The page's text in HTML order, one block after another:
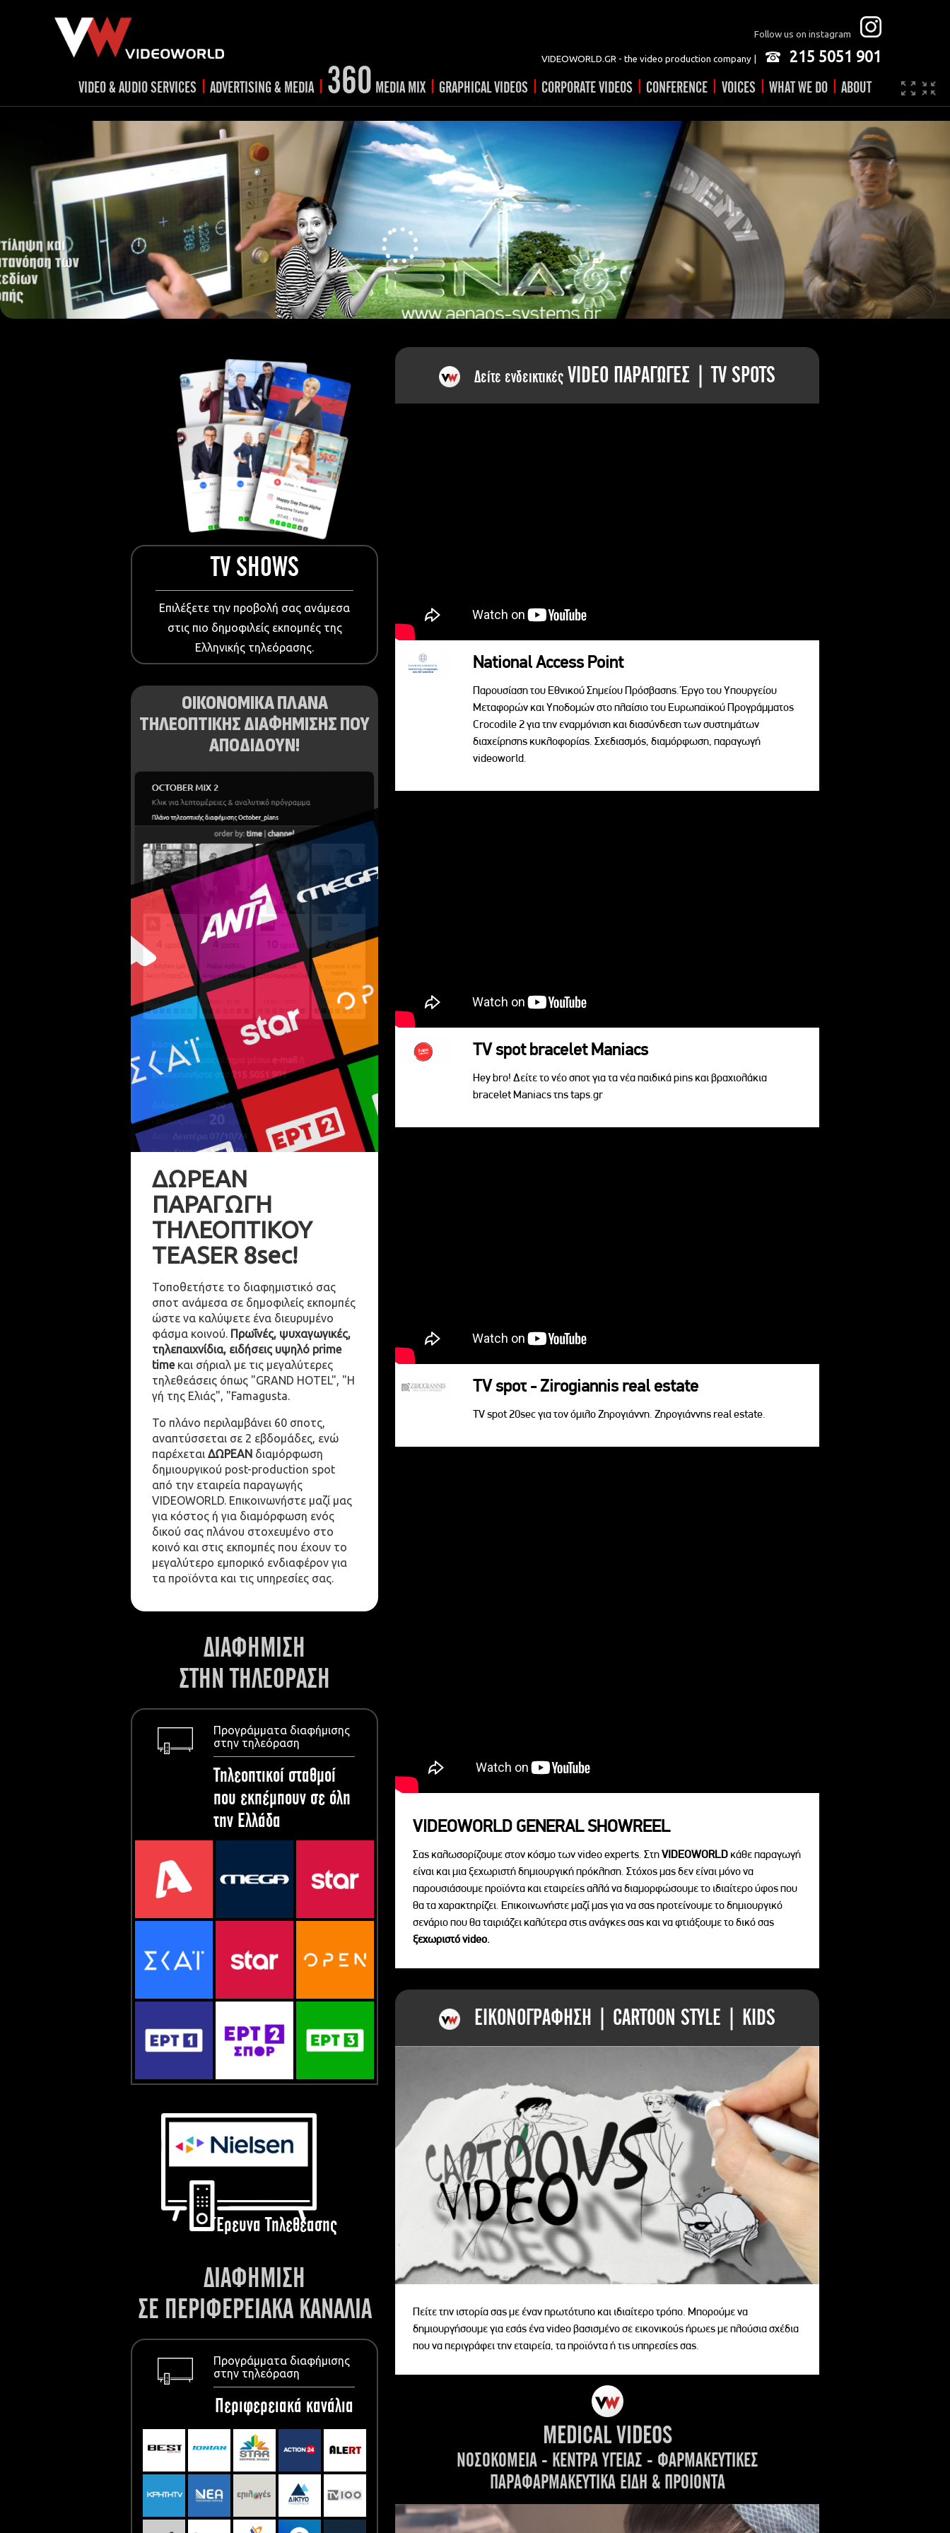
Follow us on instagram
VIDEOWORLD.GR - the video production company | 215 5051 901
VIDEO & AUDIO SERVICES
TV spots
RADIO spots
Post production
Corporate videos
Trailer & Σήματα εκπομπών
Cultural videos
video applications for museums,
archeological sites & exhibitions
Product presentations
Documentary
Events & Conference
Dissemination material
Medical & Pharmaceutical
VIDEO Projections
Kids content
| ADVERTISING & MEDIA
RADIOadvertising
TVadvertising
Social Media video shorts
Creative Prints
Outdoor advertising
Media planning & mix
Visual material
European Media
| 360 MEDIA MIX | GRAPHICAL VIDEOS | CORPORATE VIDEOS | CONFERENCE | VOICES | WHAT WE DO | ABOUT
Company
JOBS
Video made easy
Contact
TV SHOWS
Επιλέξετε την προβολή σας ανάμεσα
στις πιο δημοφιλείς εκπομπές της
Ελληνικής τηλεόρασης.
ΟΙΚΟΝΟΜΙΚΑ ΠΛΑΝΑ
ΤΗΛΕΟΠΤΙΚΗΣ ΔΙΑΦΗΜΙΣΗΣ ΠΟΥ
ΑΠΟΔΙΔΟΥΝ!
ΔΩΡΕΑΝ
ΠΑΡΑΓΩΓΗ
ΤΗΛΕΟΠΤΙΚΟΥ
TEASER 8sec!
Τοποθετήστε το διαφημιστικό σας
σποτ ανάμεσα σε δημοφιλείς εκπομπές
ώστε να καλύψετε ένα διευρυμένο
φάσμα κοινού. Πρωΐνές, ψυχαγωγικές,
τηλεπαιχνίδια, ειδήσεις υψηλό prime
timeκαι σήριαλ με τις μεγαλύτερες
τηλεθεάσεις όπως "GRAND HOTEL", "Η
γή της Ελιάς", "Famagusta.
Το πλάνο περιλαμβάνει 60 σποτς,
αναπτύσσεται σε 2 εβδομάδες, ενώ
παρέχεται ΔΩΡΕΑΝ διαμόρφωση
δημιουργικού post-production spot
από την εταιρεία παραγωγής
VIDEOWORLD. Επικοινωνήστε μαζί μας
για κόστος ή για διαμόρφωση ενός
δικού σας πλάνου στοχευμένο στο
κοινό και στις εκπομπές που έχουν το
μεγαλύτερο εμπορικό ενδιαφέρον για
τα προϊόντα και τις υπηρεσίες σας.
ΔΙΑΦΗΜΙΣΗ
ΣΤΗΝ ΤΗΛΕΟΡΑΣΗ
Προγράμματα διαφήμισης
στην τηλεόραση
Τηλεοπτικοί σταθμοί
που εκπέμπουν σε όλη
την Ελλάδα
Έρευνα Τηλεθέασης
ΔΙΑΦΗΜΙΣΗ
ΣΕ ΠΕΡΙΦΕΡΕΙΑΚΑ ΚΑΝΑΛΙΑ
Προγράμματα διαφήμισης
στην τηλεόραση
Περιφερειακά κανάλια
Δείτε ενδεικτικές VIDEO ΠΑΡΑΓΩΓΕΣ | TV SPOTS
National Access Point
Παρουσίαση του Εθνικού Σημείου Πρόσβασης. Έργο του Υπουργείου
Μεταφορών και Υποδομών στο πλαίσιο του Ευρωπαϊκού Προγράμματος
Crocodile 2 για την εναρμόνιση και διασύνδεση των συστημάτων
διαχείρησης κυκλοφορίας. Σχεδιασμός, διαμόρφωση, παραγωγή
videoworld.
TV spot bracelet Maniacs
Hey bro! Δείτε το νέο σποτ για τα νέα παιδικά pins και βραχιολάκια
bracelet Maniacs της taps.gr
TV spoτ - Zirogiannis real estate
TV spot 20sec για τον όμιλο Ζηρογιάννη. Ζηρογιάννης real estate.
VIDEOWORLD GENERAL SHOWREEL
Σας καλωσορίζουμε στον κόσμο των video experts. ΣτηVIDEOWORLD κάθε παραγωγή
είναι και μια ξεχωριστή δημιουργική πρόκληση. Στόχος μας δεν είναι μόνο να
παρουσιάσουμε προϊόντα και εταιρείες αλλά να διαμορφώσουμε το ιδιαίτερο ύφος που
θα τα χαρακτηρίζει. Επικοινωνήστε μαζί μας για να σας προτείνουμε το δημιουργικό
σενάριο που θα ταιριάζει καλύτερα στις ανάγκες σας και να φτιάξουμε το δικό σας
ξεχωριστό videο.
ΕΙΚΟΝΟΓΡΑΦΗΣΗ | CARTOON STYLE | KIDS
Πείτε την ιστορία σας με έναν πρωτότυπο και ιδιαίτερο τρόπο. Μπορούμε να
δημιουργήσουμε για εσάς ένα video βασισμένο σε εικονικούς ήρωες με πλούσια σχέδια
που να περιγράφει την εταιρεία, τα προϊόντα ή τις υπηρεσίες σας.
MEDICAL VIDEOS
ΝΟΣΟΚΟΜΕΙΑ - ΚΕΝΤΡΑ ΥΓΕΙΑΣ - ΦΑΡΜΑΚΕΥΤΙΚΕΣ
ΠΑΡΑΦΑΡΜΑΚΕΥΤΙΚΑ ΕΙΔΗ & ΠΡΟΙΟΝΤΑ